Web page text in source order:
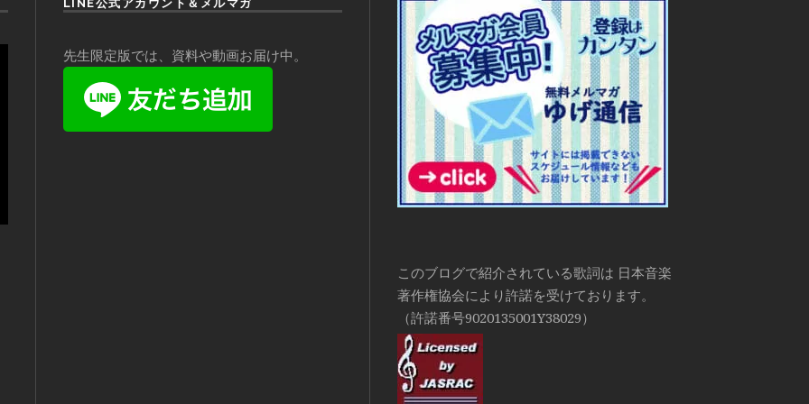
LINE公式アカウント＆メルマガ
先生限定版では、資料や動画お届け中。
このブログで紹介されている歌詞は 日本音楽
著作権協会により許諾を受けております。
（許諾番号9020135001Y38029）